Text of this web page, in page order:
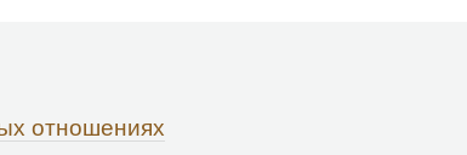
отношениях